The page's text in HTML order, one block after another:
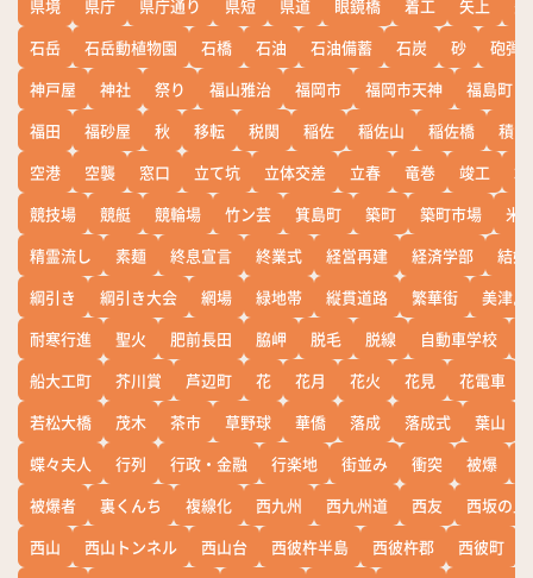
県境
県庁 県庁通り 県短 県道 眼鏡橋 着工 矢上
石岳
石岳動植物園 石橋 石油 石油備蓄 石炭 砂
砲弾
神戸屋
神社 祭り 福山雅治 福岡市 福岡市天神
福島町
福田
福砂屋 秋 移転 税関 稲佐 稲佐山 稲佐橋
積雪
空港
空襲 窓口 立て坑 立体交差 立春 竜巻 竣工
競技場
競艇 競輪場 竹ン芸 箕島町 築町 築町市場
米
精霊流し
素麺 終息宣言 終業式 経営再建 経済学部
結婚
綱引き
綱引き大会 網場 緑地帯 縦貫道路 繁華街
美津島
耐寒行進
聖火 肥前長田 脇岬 脱毛 脱線 自動車学校
船大工町
芥川賞 芦辺町 花 花月 花火 花見 花電車
若松大橋
茂木 茶市 草野球 華僑 落成 落成式 葉山
蝶々夫人
行列 行政・金融 行楽地 街並み 衝突 被爆
被爆者
裏くんち 複線化 西九州 西九州道 西友
西坂の丘
西山
西山トンネル 西山台 西彼杵半島 西彼杵郡 西彼町